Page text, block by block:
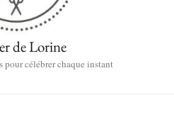
de Lorine
pour célébrer chaque instant